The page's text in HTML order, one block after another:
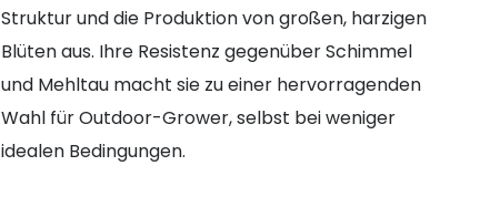
Struktur und die Produktion von großen, harzigen
Blüten aus. Ihre Resistenz gegenüber Schimmel
und Mehltau macht sie zu einer hervorragenden
Wahl für Outdoor-Grower, selbst bei weniger
idealen Bedingungen.